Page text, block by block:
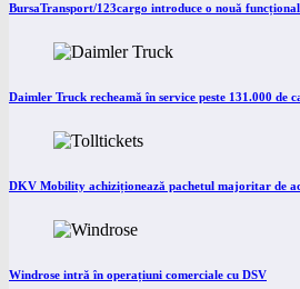
BursaTransport/123cargo introduce o nouă
Daimler Truck recheamă în service peste 131.000 de
DKV Mobility achiziționează pachetul majoritar de
Windrose intră în operațiuni comerciale cu DSV